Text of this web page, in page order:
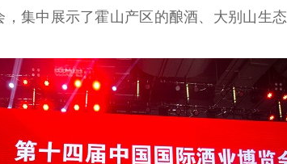
集中展示了霍山产区的酿酒、大别山生